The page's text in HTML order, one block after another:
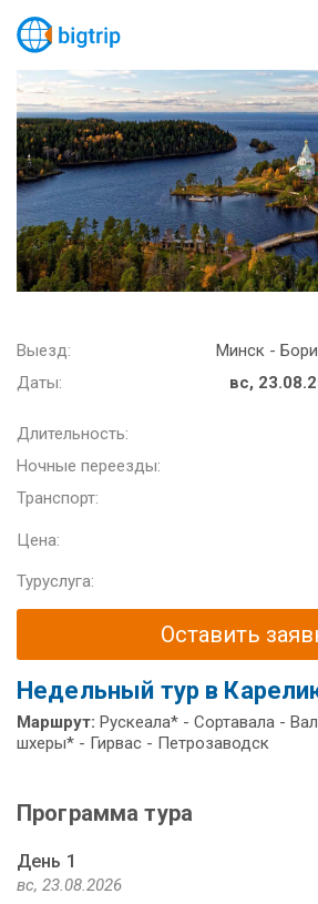
Выезд:
Минск -
Даты:
вс,
Длительность:
Ночные переезды:
Транспорт:
Цена:
Туруслуга:
Оставить
Недельный тур в
Маршрут: Рускеала* - Сортавала -
шхеры* - Гирвас - Петрозаводск
Программа тура
День 1
вс, 23.08.2026